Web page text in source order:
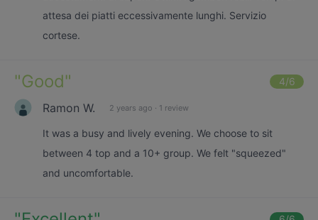
attesa dei piatti eccessivamente lunghi. Servizio
cortese.
"Good" 4/6
Ramon W. 2 years ago · 1 review
It was a busy and lively evening. We choose to sit
between 4 top and a 10+ group. We felt "squeezed"
and uncomfortable.